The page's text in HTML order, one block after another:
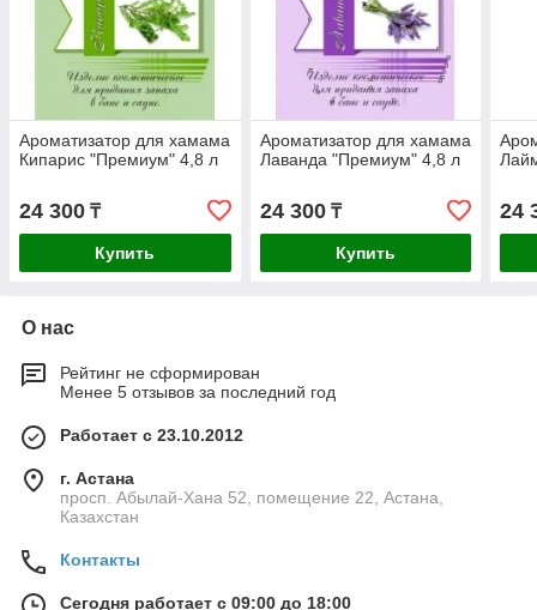
Ароматизатор для хамама
Кипарис "Премиум" 4,8 л
24 300 ₸
Купить
Ароматизатор для хамама
Лаванда "Премиум" 4,8 л
24 300₸
Купить
24
О нас
Рейтинг не сформирован
Менее 5 отзывов за последний год
Работает с 23.10.2012
г. Астана
просп. Абылай-Хана 52, помещение 22, Астана,
Казахстан
Контакты
Сегодня работает с 09:00 до 18:00